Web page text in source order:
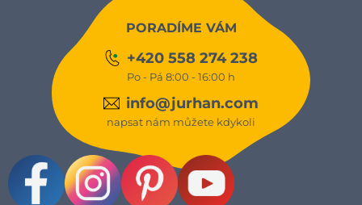
PORADÍME VÁM
+420 558 274 238
Po - Pá 8:00 - 16:00 h
info@jurhan.com
napsat nám můžete kdykoli